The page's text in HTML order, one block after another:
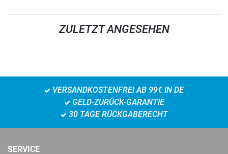
ZULETZT ANGESEHEN
VERSANDKOSTENFREI AB 99€ IN DE
GELD-ZURÜCK-GARANTIE
30 TAGE RÜCKGABERECHT
SERVICE